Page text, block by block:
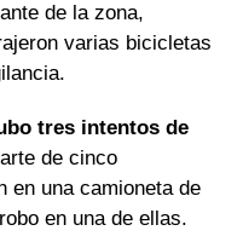
de la zona,
varias bicicletas
tres intentos de
de cinco
en una camioneta de
en una de ellas.